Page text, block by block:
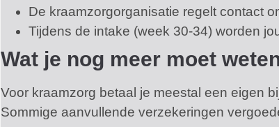
De kraamzorgorganisatie regelt contact
Tijdens de intake (week 30-34) worden
Wat je nog meer moet
Voor kraamzorg betaal je meestal een eigen
Sommige aanvullende verzekeringen